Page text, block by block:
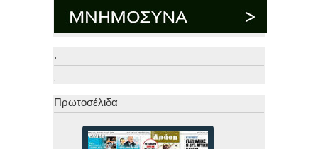
.
.
Πρωτοσέλιδα